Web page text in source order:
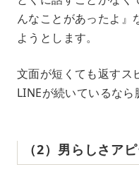
んなことがあったよ』
ようとします。
文面が短くても返すス
LINEが続いているなら
（2）男らしさア